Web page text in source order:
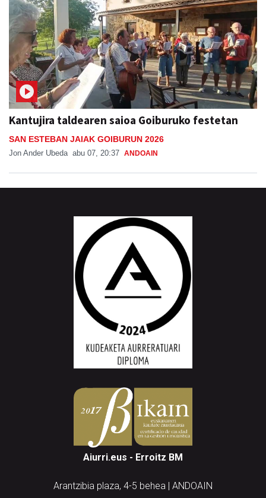
Kantujira taldearen saioa Goiburuko festetan
SAN ESTEBAN JAIAK GOIBURUN 2026
Jon Ander Ubeda abu 07, 20:37 ANDOAIN
Aiurri.eus - Erroitz BM
Arantzibia plaza, 4-5 behea | ANDOAIN